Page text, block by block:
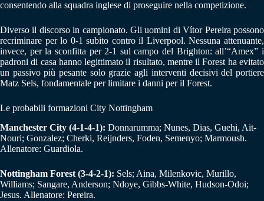
consentendo alla squadra inglese di proseguire nella competizione.
Diverso il discorso in campionato. Gli uomini di Vítor Pereira possono
recriminare per lo 0-1 subito contro il Liverpool. Nessuna attenuante,
invece, per la sconfitta per 2-1 sul campo del Brighton: all’“Amex” i
padroni di casa hanno legittimato il risultato, mentre il Forest ha evitato
un passivo più pesante solo grazie agli interventi decisivi del portiere
Matz Sels, fondamentale per limitare i danni per il Forest.
Le probabili formazioni City Nottingham
Manchester City (4-1-4-1): Donnarumma; Nunes, Dias, Guehi, Ait-
Nouri; Gonzalez; Cherki, Reijnders, Foden, Semenyo; Marmoush.
Allenatore: Guardiola.
Nottingham Forest (3-4-2-1): Sels; Aina, Milenkovic, Murillo,
Williams; Sangare, Anderson; Ndoye, Gibbs-White, Hudson-Odoi;
Jesus. Allenatore: Pereira.